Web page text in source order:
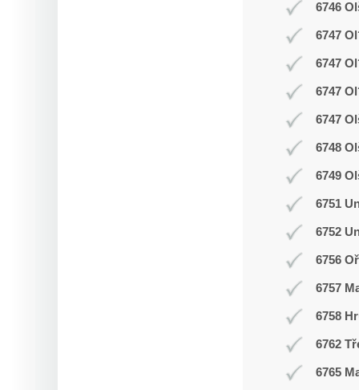
6746
6747
6747
6747
6747
6748
6749
6751
6752
6756
6757
6758
6762
6765